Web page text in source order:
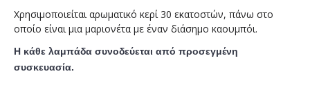
Χρησιμοποιείται αρωματικό κερί 30 εκατοστών, πάνω στο
οποίο είναι μια μαριονέτα με έναν διάσημο καουμπόι.
Η κάθε λαμπάδα συνοδεύεται από προσεγμένη
συσκευασία.